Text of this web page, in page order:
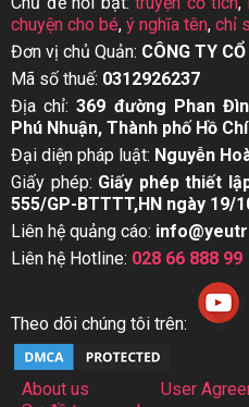
chuyện cho bé, ý nghĩa tên, chỉ
Đơn vị chủ Quản: CÔNG TY
Mã số thuế: 0312926237
Địa chỉ:369 đường Phan
Phú Nhuận, Thành phố Hồ
Đại diện pháp luật: Nguyễn
Giấy phép: Giấy phép thiết
555/GP-BTTTT,HN ngày 19/
Liên hệ quảng cáo:
Liên hệ Hotline: 028 66 888 99
Theo dõi chúng tôi trên:
About us User